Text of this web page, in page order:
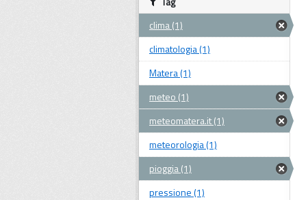
clima (1)
climatologia (1)
Matera (1)
meteo (1)
meteomatera.it (1)
meteorologia (1)
pioggia (1)
pressione (1)